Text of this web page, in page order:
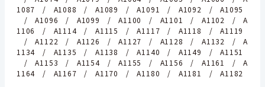
1087 / A1088 / A1089 / A1091 / A1092 / A1095
/ A1096 / A1099 / A1100 / A1101 / A1102 / A
1106 / A1114 / A1115 / A1117 / A1118 / A1119
/ A1122 / A1126 / A1127 / A1128 / A1132 / A
1134 / A1135 / A1138 / A1140 / A1149 / A1151
/ A1153 / A1154 / A1155 / A1156 / A1161 / A
1164 / A1167 / A1170 / A1180 / A1181 / A1182